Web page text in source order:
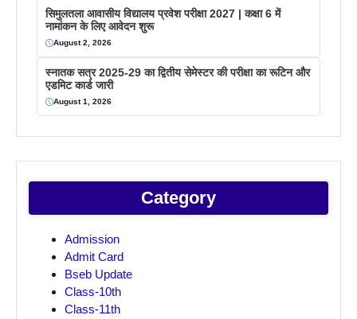
सिमुलतला आवासीय विद्यालय प्रवेश परीक्षा 2027 | कक्षा 6 में
नामांकन के लिए आवेदन शुरू
August 2, 2026
स्नातक सत्र 2025-29 का द्वितीय सेमेस्टर की परीक्षा का रूटिन और
एडमिट कार्ड जारी
August 1, 2026
Category
Admission
Admit Card
Bseb Update
Class-10th
Class-11th